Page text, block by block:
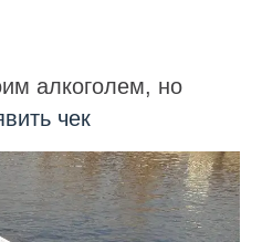
алкоголем, но
чек